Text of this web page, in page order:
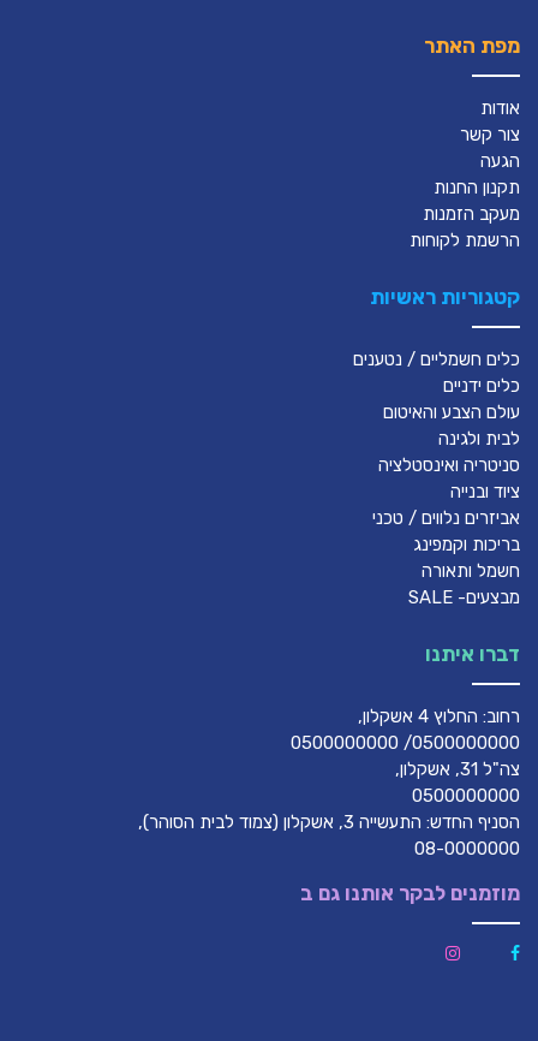
מפת האתר
אודות
צור קשר
הגעה
תקנון החנות
מעקב הזמנות
הרשמת לקוחות
קטגוריות ראשיות
כלים חשמליים / נטענים
כלים ידניים
עולם הצבע והאיטום
לבית ולגינה
סניטריה ואינסטלציה
ציוד ובנייה
אביזרים נלווים / טכני
בריכות וקמפינג
חשמל ותאורה
מבצעים- SALE
דברו איתנו
רחוב: החלוץ 4 אשקלון,
0500000000/ 0500000000
צה"ל 31, אשקלון,
0500000000
הסניף החדש: התעשייה 3, אשקלון (צמוד לבית הסוהר),
08-0000000
מוזמנים לבקר אותנו גם ב